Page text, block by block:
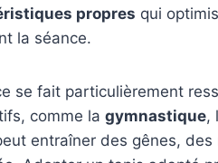
propres qui
la séance.
se fait particulièrement
comme la gymnastique,
entraîner des gênes,